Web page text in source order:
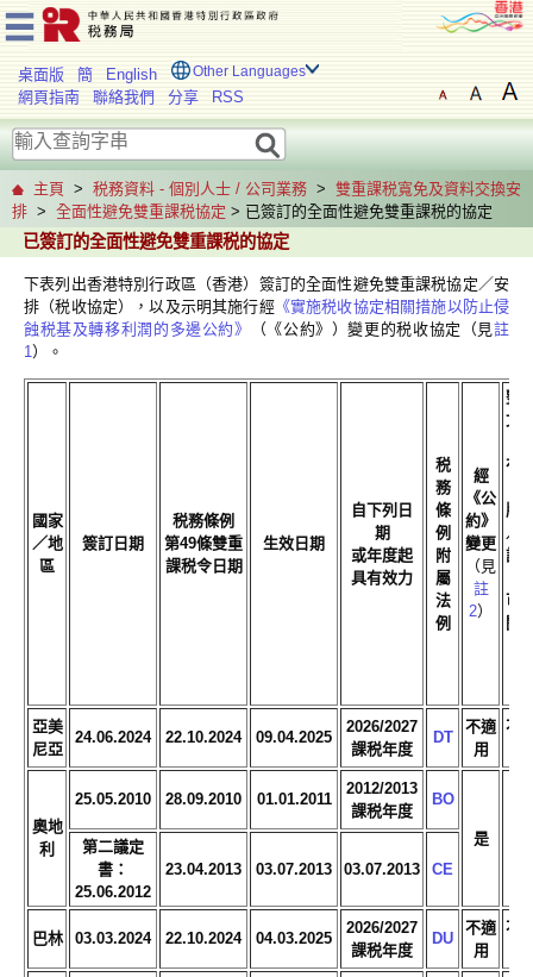
桌面版 簡 English Other Languages
網頁指南 聯絡我們 分享 RSS
主頁 > 税務資料 - 個別人士 / 公司業務 > 雙重課税寬免及資料交換安
排 > 全面性避免雙重課税協定 > 已簽訂的全面性避免雙重課税的協定
已簽訂的全面性避免雙重課税的協定
下表列出香港特別行政區（香港）簽訂的全面性避免雙重課税協定／安
排（税收協定），以及示明其施行經《實施税收協定相關措施以防止侵
蝕税基及轉移利潤的多邊公約》
（《公約》）變更的税收協定（見註
1）。
國家
／地
區
簽訂日期
税務條例
第49條雙重
課税令日期
生效日期
自下列日
期
或年度起
具有效力
税
務
條
例
附
屬
法
例
經
《公
約》
變更
（見
註
2）
整
文
有
版
／
訂
可
閱
亞美
尼亞
24.06.2024 22.10.2024 09.04.2025
2026/2027
課税年度
DT
不適
用
不
奧地
利
25.05.2010 28.09.2010 01.01.2011
2012/2013
課税年度
BO
是
第二議定
書：
25.06.2012
23.04.2013 03.07.2013 03.07.2013 CE
巴林 03.03.2024 22.10.2024 04.03.2025
2026/2027
課税年度
DU
不適
用
不